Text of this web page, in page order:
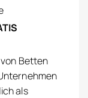
Betten
als